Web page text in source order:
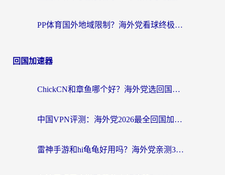
PP体育国外地域限制？海外党看球终极方案：从欧洲杯到奥运会，中文解说不卡顿！
回国加速器
ChickCN和章鱼哪个好？海外党选回国加速器的3个关键维度 + 实用避坑指南
中国VPN评测：海外党2026最全回国加速器选择指南，告别地区限制不踩坑
雷神手游和hi龟龟好用吗？海外党亲测3款回国加速器，教你选对国外到国内加速器